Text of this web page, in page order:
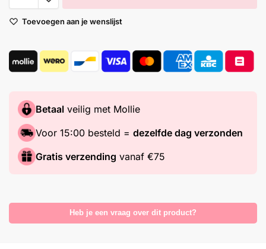
Toevoegen aan je wenslijst
Betaal veilig met Mollie
Voor 15:00 besteld = dezelfde dag verzonden
Gratis verzending vanaf €75
Heb je een vraag over dit product?